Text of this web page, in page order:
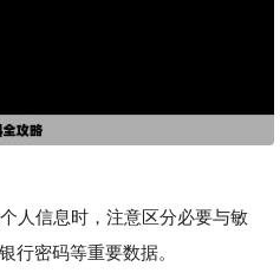
信息时，注意区分必要与敏
行密码等重要数据。